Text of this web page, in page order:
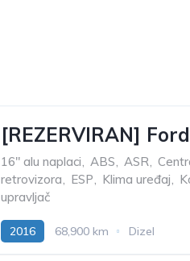
[REZERVIRAN]
16" alu naplaci, ABS, ASR,
retrovizora, ESP, Klima uređaj,
upravljač
2016 68,900 km Dizel